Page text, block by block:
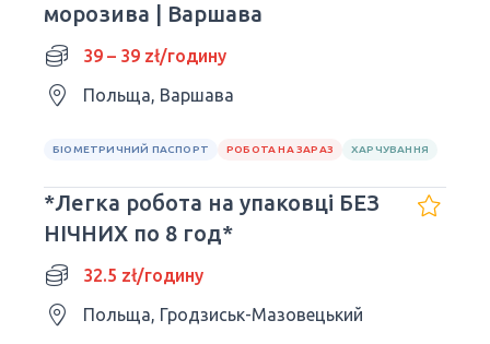
морозива | Варшава
39 – 39 zł/годину
Польща, Варшава
БІОМЕТРИЧНИЙ ПАСПОРТ РОБОТА НА ЗАРАЗ ХАРЧУВАННЯ
*Легка робота на упаковці БЕЗ
НІЧНИХ по 8 год*
32.5 zł/годину
Польща, Гродзиськ-Мазовецький